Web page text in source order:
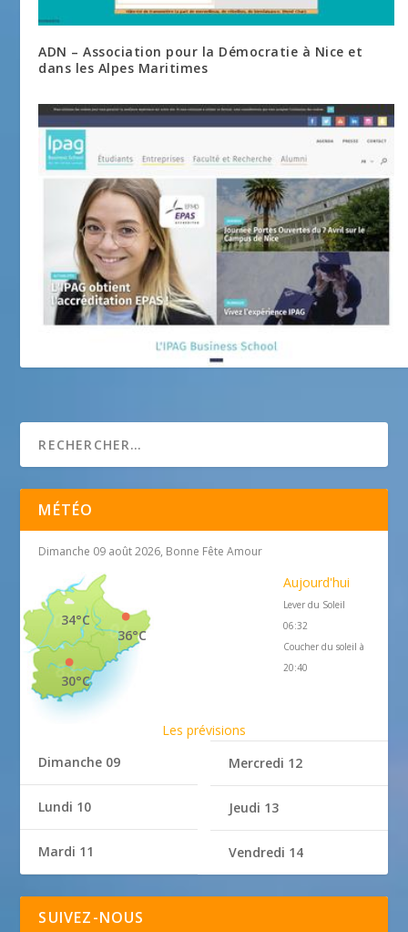
ADN – Association pour la Démocratie à Nice et
dans les Alpes Maritimes
MÉTÉO
Dimanche 09 août 2026, Bonne Fête Amour
36°C
34°C
30°C
Aujourd'hui
Lever du Soleil
06:32
Coucher du soleil à
20:40
Les prévisions
Dimanche 09
Lundi 10
Mardi 11
Mercredi 12
Jeudi 13
Vendredi 14
SUIVEZ-NOUS